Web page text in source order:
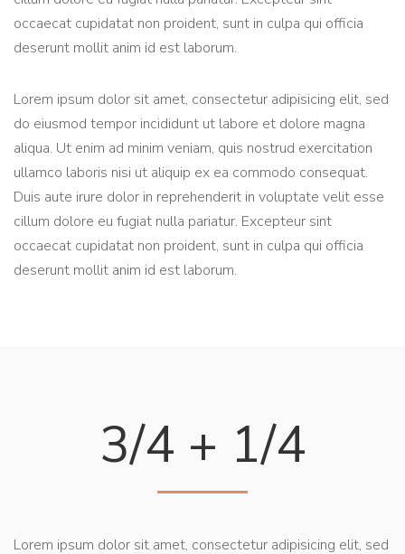
occaecat cupidatat non proident, sunt in culpa qui officia
deserunt mollit anim id est laborum.
Lorem ipsum dolor sit amet, consectetur adipisicing elit, sed
do eiusmod tempor incididunt ut labore et dolore magna
aliqua. Ut enim ad minim veniam, quis nostrud exercitation
ullamco laboris nisi ut aliquip ex ea commodo consequat.
Duis aute irure dolor in reprehenderit in voluptate velit esse
cillum dolore eu fugiat nulla pariatur. Excepteur sint
occaecat cupidatat non proident, sunt in culpa qui officia
deserunt mollit anim id est laborum.
3/4 + 1/4
Lorem ipsum dolor sit amet, consectetur adipisicing elit, sed